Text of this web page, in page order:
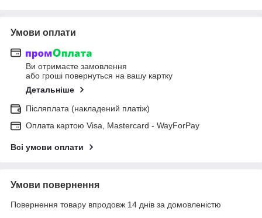
Умови оплати
Ви отримаєте замовлення
або гроші повернуться на вашу картку
Детальніше
Післяплата (накладений платіж)
Оплата картою Visa, Mastercard - WayForPay
Всі умови оплати
Умови повернення
Повернення товару впродовж 14 днів за домовленістю